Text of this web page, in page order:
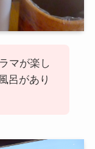
マが楽し
呂があり